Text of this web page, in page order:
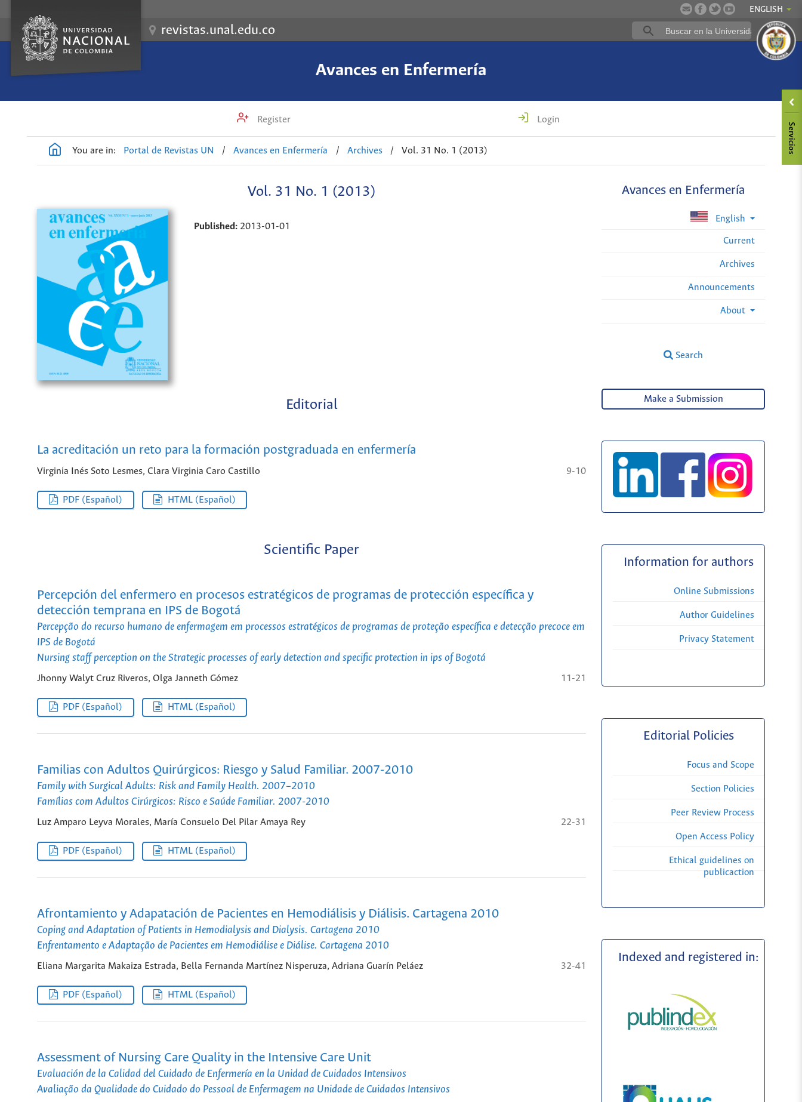
ENGLISH
revistas.unal.edu.co
Avances en Enfermería
Register Login
You are in: Portal de Revistas UN / Avances en Enfermería / Archives / Vol. 31 No. 1 (2013)
Avances en Enfermería
English
Current
Archives
Announcements
About
Search
Vol. 31 No. 1 (2013)
Published: 2013-01-01
Editorial
La acreditación un reto para la formación postgraduada en enfermería
Virginia Inés Soto Lesmes, Clara Virginia Caro Castillo 9-10
PDF (Español) HTML (Español)
Scientific Paper
Percepción del enfermero en procesos estratégicos de programas de protección específica y
detección temprana en IPS de Bogotá
Percepção do recurso humano de enfermagem em processos estratégicos de programas de proteção específica e detecção precoce em
IPS de Bogotá
Nursing staff perception on the Strategic processes of early detection and specific protection in ips of Bogotá
Jhonny Walyt Cruz Riveros, Olga Janneth Gómez 11-21
PDF (Español) HTML (Español)
Familias con Adultos Quirúrgicos: Riesgo y Salud Familiar. 2007-2010
Family with Surgical Adults: Risk and Family Health. 2007–2010
Famílias com Adultos Cirúrgicos: Risco e Saúde Familiar. 2007-2010
Luz Amparo Leyva Morales, María Consuelo Del Pilar Amaya Rey 22-31
PDF (Español) HTML (Español)
Afrontamiento y Adapatación de Pacientes en Hemodiálisis y Diálisis. Cartagena 2010
Coping and Adaptation of Patients in Hemodialysis and Dialysis. Cartagena 2010
Enfrentamento e Adaptação de Pacientes em Hemodiálise e Diálise. Cartagena 2010
Eliana Margarita Makaiza Estrada, Bella Fernanda Martínez Nisperuza, Adriana Guarín Peláez 32-41
PDF (Español) HTML (Español)
Assessment of Nursing Care Quality in the Intensive Care Unit
Evaluación de la Calidad del Cuidado de Enfermería en la Unidad de Cuidados Intensivos
Avaliação da Qualidade do Cuidado do Pessoal de Enfermagem na Unidade de Cuidados Intensivos
Make a Submission
Information for authors
Online Submissions
Author Guidelines
Privacy Statement
Editorial Policies
Focus and Scope
Section Policies
Peer Review Process
Open Access Policy
Ethical guidelines on
publicaction
Indexed and registered in: